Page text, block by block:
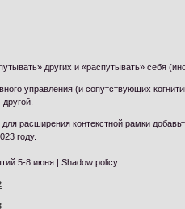
других и «распутывать» себя
управления (и сопутствующих
для расширения контекстной рамки
году.
5-8 июня | Shadow policy